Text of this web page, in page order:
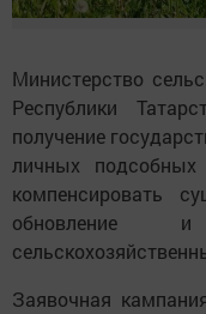
Министерство
Республики
получение
личных подсобных
компенсировать
обновление
Заявочная